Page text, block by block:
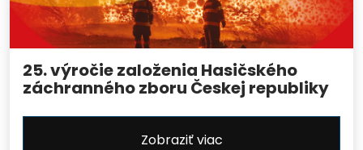
25. výročie založenia Hasičského
záchranného zboru Českej republiky
Zobraziť viac